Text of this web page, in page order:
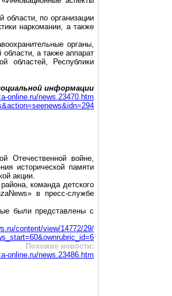
области, по организации
наркомании, а также
органы,
а также аппарат
областей, Республики
информации
online.ru/news.23470.htm
Отечественной войне,
исторической памяти
акции.
команда детского
» в пресс-службе
были представлены с
content/view/14772/29/
Похожие новости:
online.ru/news.23486.htm